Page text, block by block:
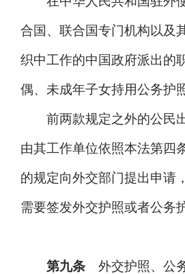
合国、联合国专门机构以及
织中工作的中国政府派出的
偶、未成年子女持用公务护照
前两款规定之外的公民出
由其工作单位依照本法第四
的规定向外交部门提出申请
需要签发外交护照或者公务
第九条 外交护照、公